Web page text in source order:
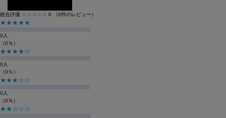
総合評価 ☆☆☆☆☆ 0 （0件のレビュー）
★★★★★
0人
（0％）
★★★★☆
0人
（0％）
★★★☆☆
0人
（0％）
★★☆☆☆